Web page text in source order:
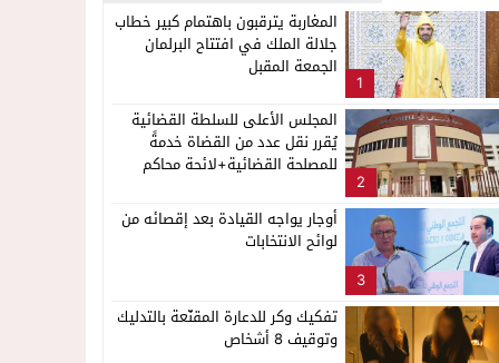
والتحريض وحملات التضليل
على الدورة الثالثة لمهرجان العيطة المرساوية
1
المغاربة يترقبون باهتمام كبير خطاب
جلالة الملك في افتتاح البرلمان
الجمعة المقبل
2
المجلس الأعلى للسلطة القضائية
يُقرر نقل عدد من القضاة خدمةً
للمصلحة القضائية+لائحة محاكم
3
أوجار يواجه القيادة بعد إقصائه من
لوائح الانتخابات
تفكيك وكر للدعارة المقنّعة بالتدليك
وتوقيف 8 أشخاص